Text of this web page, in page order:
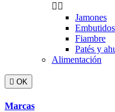
 
Jamones
Embutidos
Fiambre
Patés y
Alimentación
 OK
Marcas